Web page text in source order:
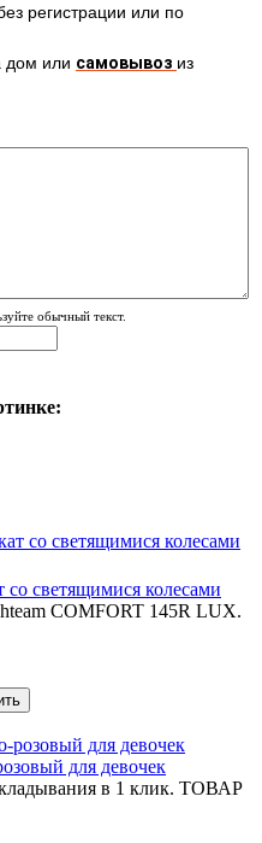
регистрации или по
дом или самовывоз из
обычный текст.
светящимися колесами
COMFORT 145R LUX.
для девочек
в 1 клик. ТОВАР